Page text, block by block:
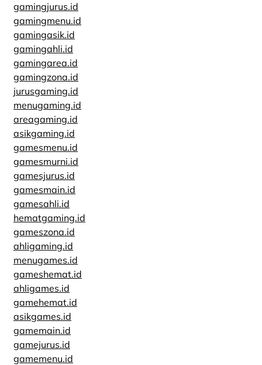
gamingjurus.id
gamingmenu.id
gamingasik.id
gamingahli.id
gamingarea.id
gamingzona.id
jurusgaming.id
menugaming.id
areagaming.id
asikgaming.id
gamesmenu.id
gamesmurni.id
gamesjurus.id
gamesmain.id
gamesahli.id
hematgaming.id
gameszona.id
ahligaming.id
menugames.id
gameshemat.id
ahligames.id
gamehemat.id
asikgames.id
gamemain.id
gamejurus.id
gamemenu.id